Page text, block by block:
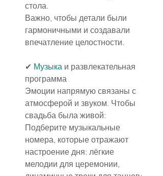
стола.
Важно, чтобы детали были
гармоничными и создавали
впечатление целостности.
✔ Музыка и развлекательная
программа
Эмоции напрямую связаны с
атмосферой и звуком. Чтобы
свадьба была живой:
Подберите музыкальные
номера, которые отражают
настроение дня: лёгкие
мелодии для церемонии,